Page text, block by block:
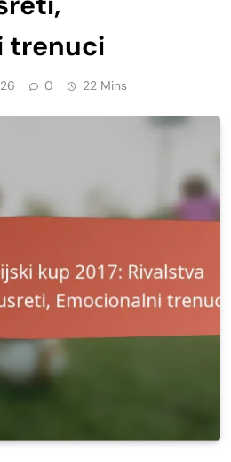
trenuci
0 22 Mins